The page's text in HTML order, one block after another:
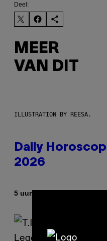
Deel:
MEER
VAN DIT
ILLUSTRATION BY REESA.
Daily
2026
5 uur geleden